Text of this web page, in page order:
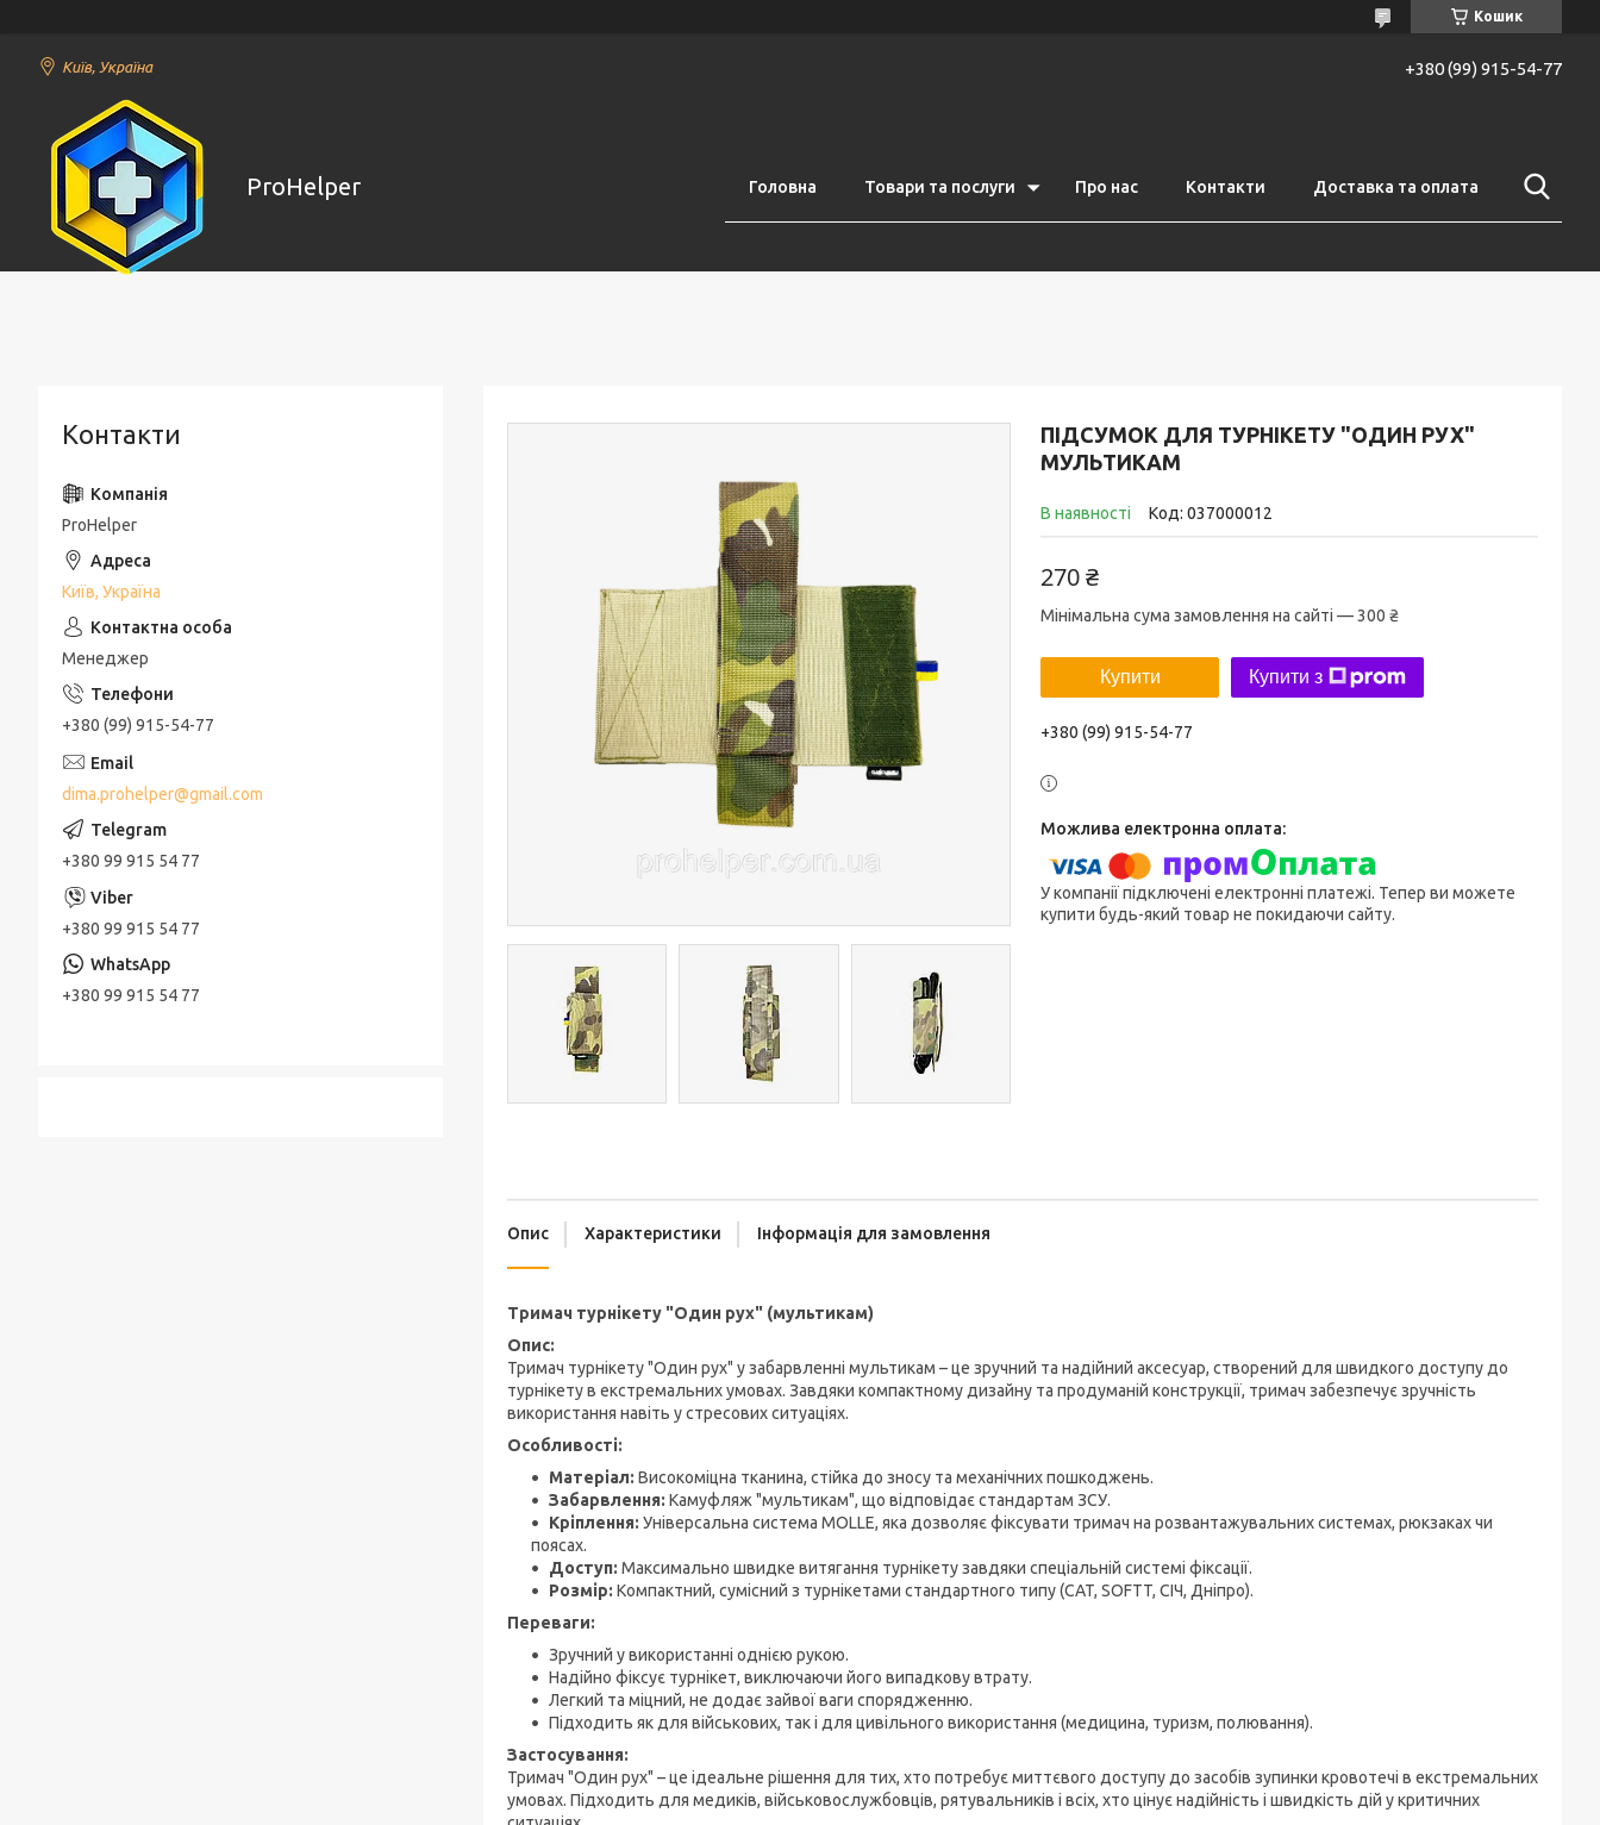
Кошик
Київ, Україна +380 (99) 915-54-77
ProHelper Головна Товари та послуги Про нас Контакти Доставка та оплата
ПІДСУМОК ДЛЯ ТУРНІКЕТУ "ОДИН РУХ"
МУЛЬТИКАМ
В наявності Код: 037000012
270 ₴
Мінімальна сума замовлення на сайті — 300 ₴
Купити Купити з
+380 (99) 915-54-77
У компанії підключені електронні платежі. Тепер ви можете
купити будь-який товар не покидаючи сайту.
Опис Характеристики Інформація для замовлення
Тримач турнікету "Один рух" (мультикам)
Опис:
Тримач турнікету "Один рух" у забарвленні мультикам – це зручний та надійний аксесуар, створений для швидкого доступу до
турнікету в екстремальних умовах. Завдяки компактному дизайну та продуманій конструкції, тримач забезпечує зручність
використання навіть у стресових ситуаціях.
Особливості:
Матеріал: Високоміцна тканина, стійка до зносу та механічних пошкоджень.
Забарвлення: Камуфляж "мультикам", що відповідає стандартам ЗСУ.
Кріплення: Універсальна система MOLLE, яка дозволяє фіксувати тримач на розвантажувальних системах, рюкзаках чи
поясах.
Доступ: Максимально швидке витягання турнікету завдяки спеціальній системі фіксації.
Розмір: Компактний, сумісний з турнікетами стандартного типу (CAT, SOFTT, СІЧ, Дніпро).
Переваги:
Зручний у використанні однією рукою.
Надійно фіксує турнікет, виключаючи його випадкову втрату.
Легкий та міцний, не додає зайвої ваги спорядженню.
Підходить як для військових, так і для цивільного використання (медицина, туризм, полювання).
Застосування:
Тримач "Один рух" – це ідеальне рішення для тих, хто потребує миттєвого доступу до засобів зупинки кровотечі в екстремальних
умовах. Підходить для медиків, військовослужбовців, рятувальників і всіх, хто цінує надійність і швидкість дій у критичних
Контакти
ProHelper
Київ, Україна
Менеджер
+380 (99) 915-54-77
dima.prohelper@gmail.com
+380 99 915 54 77
+380 99 915 54 77
+380 99 915 54 77